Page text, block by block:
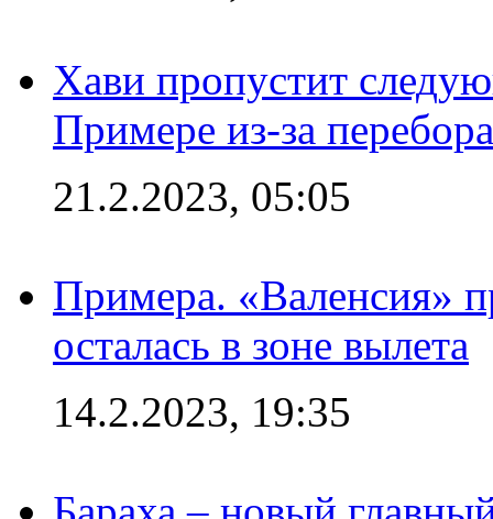
Хави пропустит
Примере из-за
21.2.2023, 05:05
Примера. «Валенсия»
осталась в зоне вылета
14.2.2023, 19:35